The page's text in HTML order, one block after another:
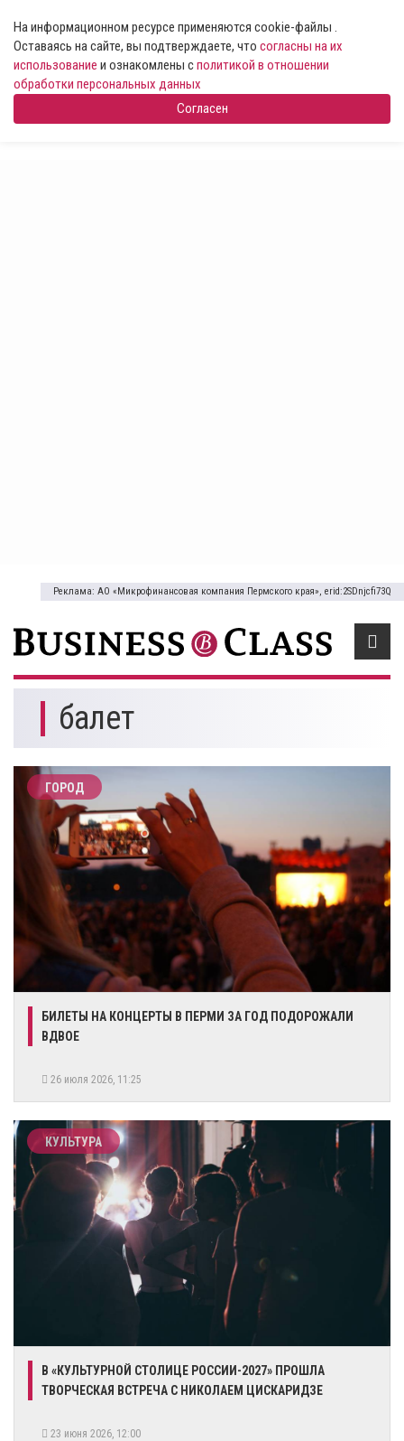
На информационном ресурсе применяются cookie-файлы .
Оставаясь на сайте, вы подтверждаете, что согласны на их
использование и ознакомлены сполитикой в отношении
обработки персональных данных
Согласен
Реклама: АО «Микрофинансовая компания Пермского края», erid:2SDnjcfi73Q
балет
ГОРОД
БИЛЕТЫ НА КОНЦЕРТЫ В ПЕРМИ ЗА ГОД ПОДОРОЖАЛИ
ВДВОЕ
26 июля 2026, 11:25
КУЛЬТУРА
В «КУЛЬТУРНОЙ СТОЛИЦЕ РОССИИ-2027» ПРОШЛА
ТВОРЧЕСКАЯ ВСТРЕЧА С НИКОЛАЕМ ЦИСКАРИДЗЕ
23 июня 2026, 12:00